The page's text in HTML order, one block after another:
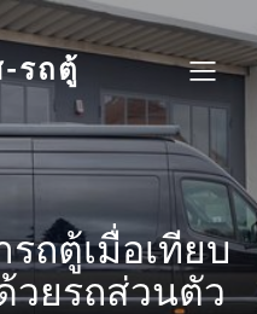
-รถตู้
ถตู้เมื่อเทียบ
วยรถส่วนตัว